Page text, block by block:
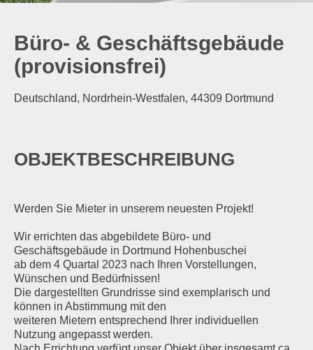
Büro- & Geschäftsgebäude
(provisionsfrei)
Deutschland, Nordrhein-Westfalen, 44309 Dortmund
OBJEKTBESCHREIBUNG
Werden Sie Mieter in unserem neuesten Projekt!
Wir errichten das abgebildete Büro- und
Geschäftsgebäude in Dortmund Hohenbuschei
ab dem 4 Quartal 2023 nach Ihren Vorstellungen,
Wünschen und Bedürfnissen!
Die dargestellten Grundrisse sind exemplarisch und
können in Abstimmung mit den
weiteren Mietern entsprechend Ihrer individuellen
Nutzung angepasst werden.